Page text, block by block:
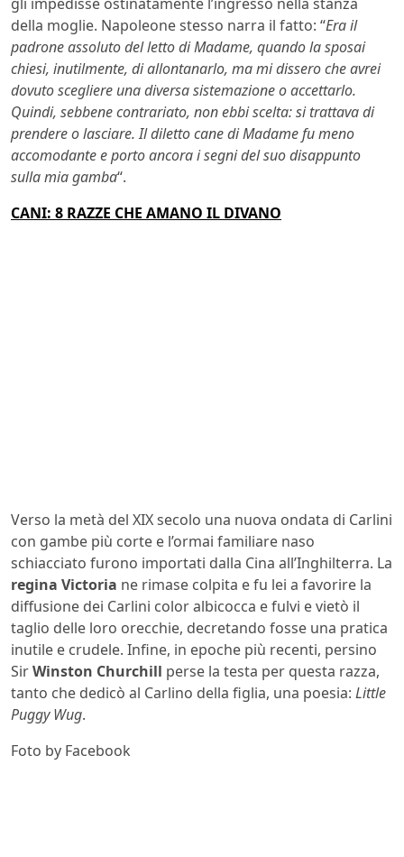
della moglie. Napoleone stesso narra il fatto: “Era il
padrone assoluto del letto di Madame, quando la sposai
chiesi, inutilmente, di allontanarlo, ma mi dissero che avrei
dovuto scegliere una diversa sistemazione o accettarlo.
Quindi, sebbene contrariato, non ebbi scelta: si trattava di
prendere o lasciare. Il diletto cane di Madame fu meno
accomodante e porto ancora i segni del suo disappunto
sulla mia gamba“.
CANI: 8 RAZZE CHE AMANO IL DIVANO
Verso la metà del XIX secolo una nuova ondata di Carlini
con gambe più corte e l’ormai familiare naso
schiacciato furono importati dalla Cina all’Inghilterra. La
regina Victoria ne rimase colpita e fu lei a favorire la
diffusione dei Carlini color albicocca e fulvi e vietò il
taglio delle loro orecchie, decretando fosse una pratica
inutile e crudele. Infine, in epoche più recenti, persino
SirWinston Churchill perse la testa per questa razza,
tanto che dedicò al Carlino della figlia, una poesia: Little
Puggy Wug.
Foto by Facebook